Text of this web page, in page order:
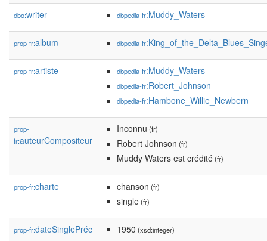
dbo:writer dbpedia-fr:Muddy_Waters
prop-fr:album dbpedia-fr
prop-fr:artiste dbpedia-fr:Muddy_Waters
dbpedia-fr:Robert_Johnson
dbpedia-fr:Hambone_Willie_Newbern
prop-
fr:auteurCompositeur
Inconnu (fr)
Robert Johnson (fr)
Muddy Waters est crédité(fr)
prop-fr:charte chanson (fr)
single(fr)
prop-fr:dateSinglePréc 1950 (xsd:integer)